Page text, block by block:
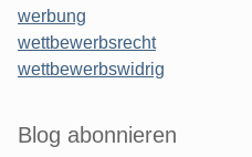
werbung
wettbewerbsrecht
wettbewerbswidrig
Blog abonnieren